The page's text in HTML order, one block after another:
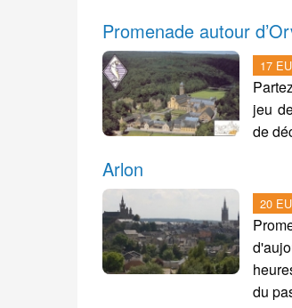
Promenade autour
17
jeu
de
Arlon
20
du